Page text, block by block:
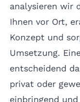
analysieren wir
Ihnen vor Ort,
Konzept und
Umsetzung.
entscheidend
privat oder
einbringend